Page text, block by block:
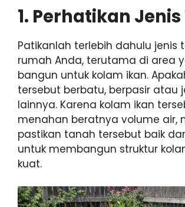
1. Perhatikan
Patikanlah terlebih dahulu jenis
rumah Anda, terutama di area
bangun untuk kolam ikan.
tersebut berbatu, berpasir atau
lainnya. Karena kolam ikan
menahan beratnya volume air,
pastikan tanah tersebut baik
untuk membangun struktur
kuat.